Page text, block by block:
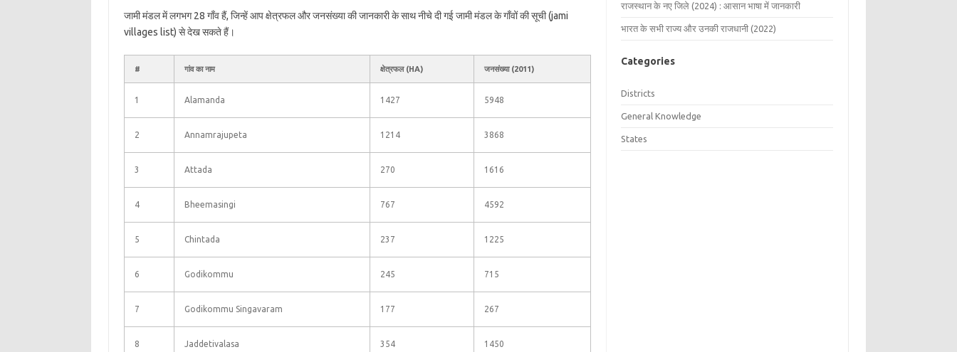
जामी मंडल में लगभग 28 गाँव हैं, जिन्हें आप क्षेत्रफल और जनसंख्या की जानकारी के साथ नीचे दी गई जामी मंडल के गाँवों की सूची (jami
villages list) से देख सकते हैं।
# गांव का नाम क्षेत्रफल (HA) जनसंख्या (2011)
1 Alamanda 1427 5948
2 Annamrajupeta 1214 3868
3 Attada 270 1616
4 Bheemasingi 767 4592
5 Chintada 237 1225
6 Godikommu 245 715
7 Godikommu Singavaram 177 267
8 Jaddetivalasa 354 1450
राजस्थान के नए जिले (2024) : आसान भाषा में जानकारी
भारत के सभी राज्य और उनकी राजधानी (2022)
Categories
Districts
General Knowledge
States